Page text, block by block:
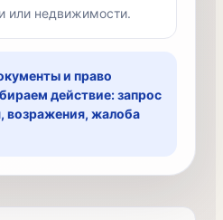
или недвижимости.
и право
действие: запрос
возражения, жалоба